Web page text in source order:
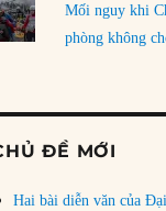
Mối nguy khi
phòng không
ĐỀ MỚI
Hai bài diễn văn của